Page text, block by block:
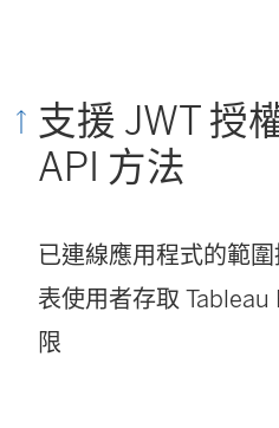
支援 JWT 授
API 方法
已連線應用程式的範
表使用者存取 Tableau
限